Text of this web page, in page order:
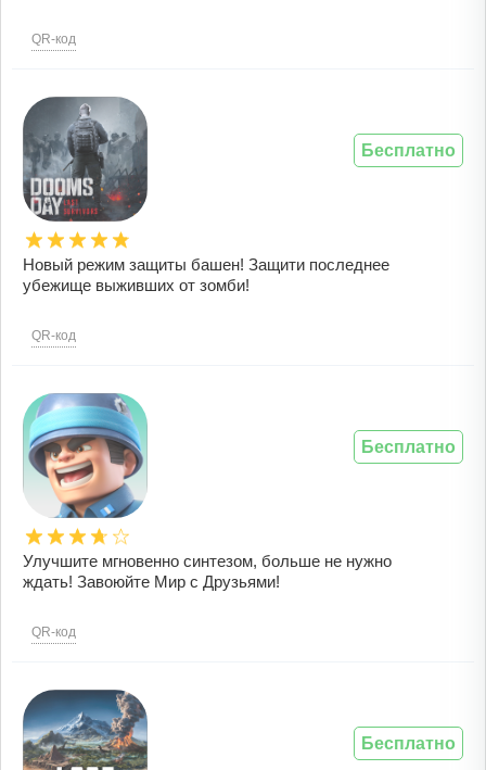
QR-код
Новый режим защиты башен! Защити последнее
убежище выживших от зомби!
QR-код
Бесплатно
Улучшите мгновенно синтезом, больше не нужно
ждать! Завоюйте Мир с Друзьями!
QR-код
Бесплатно
Бесплатно